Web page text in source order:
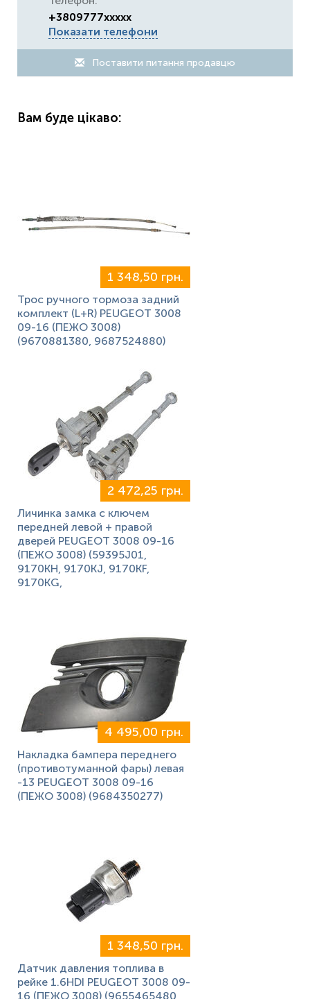
+3809777xxxxx
Показати телефони
Поставити питання продавцю
Вам буде цікаво:
1 348,50 грн.
Трос ручного тормоза задний
комплект (L+R) PEUGEOT 3008
09-16 (ПЕЖО 3008)
(9670881380, 9687524880)
2 472,25 грн.
Личинка замка с ключем
передней левой + правой
дверей PEUGEOT 3008 09-16
(ПЕЖО 3008) (59395J01,
9170KH, 9170KJ, 9170KF,
9170KG,
4 495,00 грн.
Накладка бампера переднего
(противотуманной фары) левая
-13 PEUGEOT 3008 09-16
(ПЕЖО 3008) (9684350277)
1 348,50 грн.
Датчик давления топлива в
рейке 1.6HDI PEUGEOT 3008 09-
16 (ПЕЖО 3008) (9655465480,